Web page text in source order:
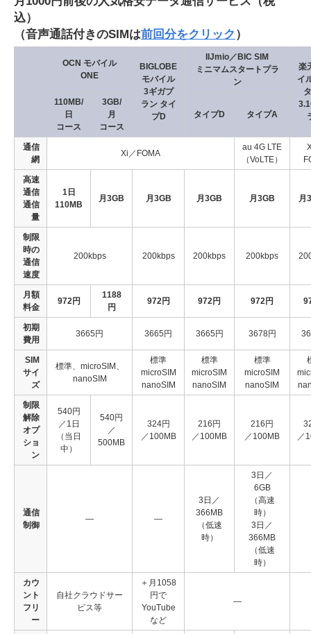
込）
（音声通話付きのSIMは前回分をクリック ）
OCN モバイル
ONE
BIGLOBE
モバイル
3ギガプ
ラン タイ
プD
IIJmio／BIC SIM
ミニマムスタートプラ
ン
楽
イ
110MB/
日
コース
3GB/
月
コース
タイプD タイプA
通信
網
Xi／FOMA
au 4G LTE
（VoLTE）
高速
通信
通信
量
1日
110MB
月3GB 月3GB 月3GB 月3GB 月
制限
時の
通信
速度
200kbps 200kbps 200kbps 200kbps
月額
料金
972円
1188
円
972円 972円 972円
初期
費用
3665円 3665円 3665円 3678円
SIM
サイ
ズ
標準、microSIM、
nanoSIM
標準
microSIM
nanoSIM
標準
microSIM
nanoSIM
標準
microSIM
nanoSIM
制限
解除
オプ
ショ
ン
540円
／1日
（当日
中）
540円
／
500MB
324円
／100MB
216円
／100MB
216円
／100MB
／
通信
制御
― ―
3日／
366MB
（低速
時）
3日／
6GB
（高速
時）
3日／
366MB
（低速
時）
カウ
ント
フリ
ー
自社クラウドサー
ビス等
＋月1058
円で
YouTube
など
―